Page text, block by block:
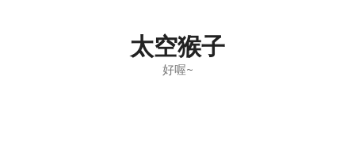
太空猴子
好喔~